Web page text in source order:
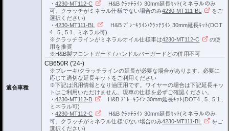
適合車種
・4230-MT112-C
H&B ｸﾗｯﾁﾗｲﾝ 30mm延長ｷｯﾄ(ミネラルのみ
可。クラッチがミネラル仕様でない場合のみ4230-MT111-BL
をご
選択ください)
・4230-MT111-BL
H&B ﾌﾞﾚｰｷﾗｲﾝ/ｸﾗｯﾁﾗｲﾝ 30mm延長ｷｯﾄ(DOT
4 , 5 , 5.1 , ミネラル可)
※クラッチラインがミネラルオイル仕様車は4230-MT112-C
の使
用を推奨
※H&B製フロントガード / ハンドルバーガードとの併用不可
CB650R ('24-)
※ブレーキ/クラッチラインの延長が必要な場合があります。必要に
応じて適切な延長キットをご利用ください
※下記は汎用情報となり油圧用です。ワイヤーの場合は下記延長キッ
トはご利用いただけません。現車の仕様を必ずご確認ください。
・4230-MT112-B
H&B ﾌﾞﾚｰｷﾗｲﾝ 30mm延長ｷｯﾄ(DOT4 , 5 , 5.1 ,
ミネラル可)
・4230-MT112-C
H&B ｸﾗｯﾁﾗｲﾝ 30mm延長ｷｯﾄ(ミネラルのみ
可。クラッチがミネラル仕様でない場合のみ4230-MT111-BL
をご
選択ください)